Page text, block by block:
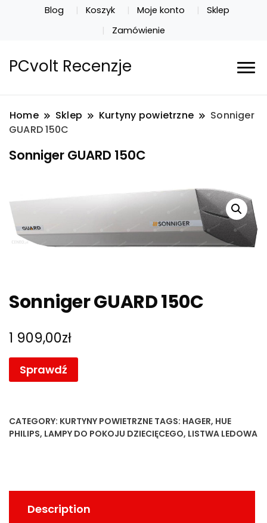
Blog Koszyk Moje konto
Sklep
Zamówienie
PCvolt Recenzje
Home Sklep Kurtyny powietrzne
Sonniger
GUARD 150C
Sonniger GUARD 150C
Sonniger GUARD 150C
1 909,00zł
Sprawdź
CATEGORY: KURTYNY POWIETRZNE TAGS: HAGER, HUE
PHILIPS, LAMPY DO POKOJU DZIECIĘCEGO, LISTWA LEDOWA
Description